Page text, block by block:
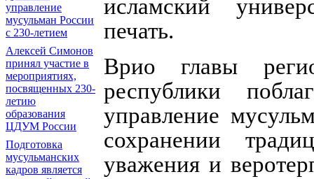
управление
мусульман России
с 230-летием
Алексей Симонов
принял участие в
мероприятиях,
посвященных 230-
летию
образования
ЦДУМ России
Подготовка
мусульманских
кадров является
исламский
печать.
Врио главы
республики
управление
сохранении
уважения и